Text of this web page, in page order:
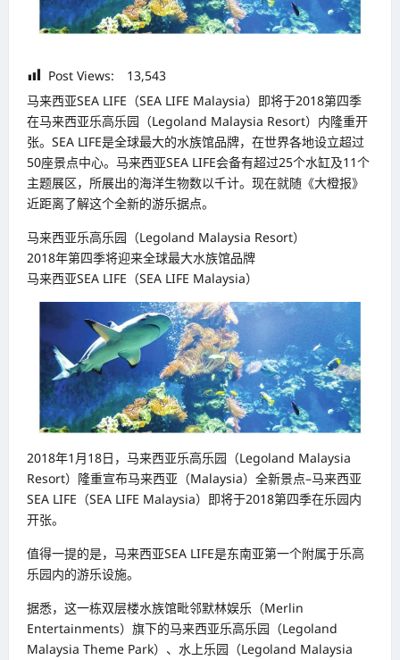
Post Views:
13,543
马来西亚SEA LIFE（SEA LIFE Malaysia）即将于2018第四季
在马来西亚乐高乐园（Legoland Malaysia Resort）内隆重开
张。SEA LIFE是全球最大的水族馆品牌，在世界各地设立超过
50座景点中心。马来西亚SEA LIFE会备有超过25个水缸及11个
主题展区，所展出的海洋生物数以千计。现在就随《大橙报》
近距离了解这个全新的游乐据点。
马来西亚乐高乐园（Legoland Malaysia Resort）
2018年第四季将迎来全球最大水族馆品牌
马来西亚SEA LIFE（SEA LIFE Malaysia）
2018年1月18日，马来西亚乐高乐园（Legoland Malaysia
Resort）隆重宣布马来西亚（Malaysia）全新景点–马来西亚
SEA LIFE（SEA LIFE Malaysia）即将于2018第四季在乐园内
开张。
值得一提的是，马来西亚SEA LIFE是东南亚第一个附属于乐高
乐园内的游乐设施。
据悉，这一栋双层楼水族馆毗邻默林娱乐（Merlin
Entertainments）旗下的马来西亚乐高乐园（Legoland
Malaysia Theme Park）、水上乐园（Legoland Malaysia